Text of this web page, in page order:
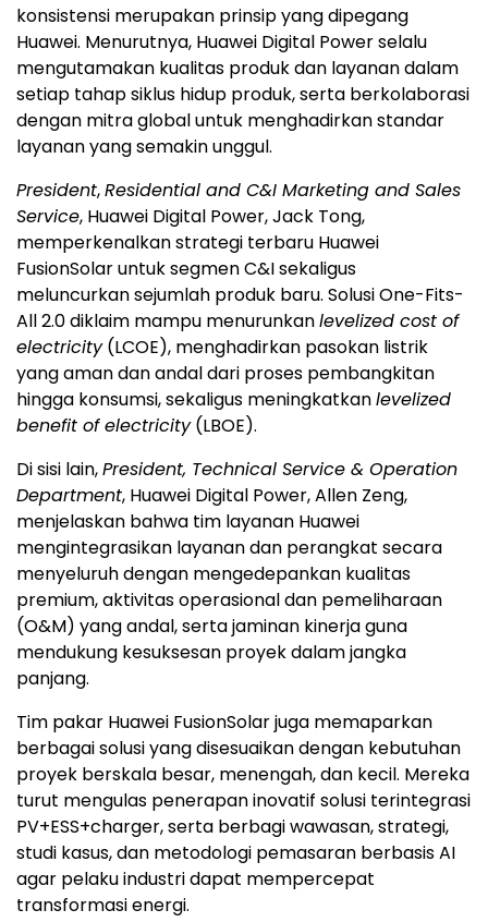
konsistensi merupakan prinsip yang dipegang
Huawei. Menurutnya, Huawei Digital Power selalu
mengutamakan kualitas produk dan layanan dalam
setiap tahap siklus hidup produk, serta berkolaborasi
dengan mitra global untuk menghadirkan standar
layanan yang semakin unggul.
President,Residential and C&I Marketing and Sales
Service, Huawei Digital Power, Jack Tong,
memperkenalkan strategi terbaru Huawei
FusionSolar untuk segmen C&I sekaligus
meluncurkan sejumlah produk baru. Solusi One-Fits-
All 2.0 diklaim mampu menurunkanlevelized cost of
electricity(LCOE), menghadirkan pasokan listrik
yang aman dan andal dari proses pembangkitan
hingga konsumsi, sekaligus meningkatkanlevelized
benefit of electricity(LBOE).
Di sisi lain,President, Technical Service & Operation
Department, Huawei Digital Power, Allen Zeng,
menjelaskan bahwa tim layanan Huawei
mengintegrasikan layanan dan perangkat secara
menyeluruh dengan mengedepankan kualitas
premium, aktivitas operasional dan pemeliharaan
(O&M) yang andal, serta jaminan kinerja guna
mendukung kesuksesan proyek dalam jangka
panjang.
Tim pakar Huawei FusionSolar juga memaparkan
berbagai solusi yang disesuaikan dengan kebutuhan
proyek berskala besar, menengah, dan kecil. Mereka
turut mengulas penerapan inovatif solusi terintegrasi
PV+ESS+charger, serta berbagi wawasan, strategi,
studi kasus, dan metodologi pemasaran berbasis AI
agar pelaku industri dapat mempercepat
transformasi energi.